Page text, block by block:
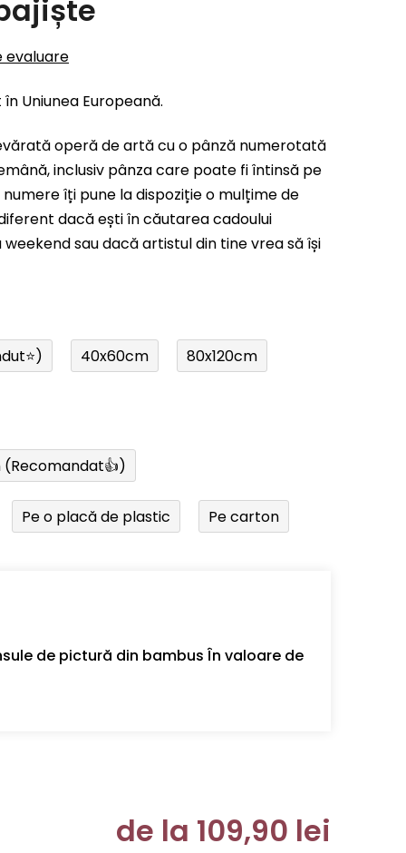
evaluare
Uniunea Europeană.
operă de artă cu o pânză numerotată
inclusiv pânza care poate fi întinsă pe
îți pune la dispoziție o mulțime de
dacă ești în căutarea cadoului
sau dacă artistul din tine vrea să își
40x60cm 80x120cm
Pe o placă de plastic Pe carton
de pictură din bambus În valoare de
de la 109,90 lei